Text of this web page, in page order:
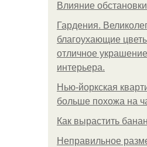
Влияние
Гардения.
благоухающие
отличное
интерьера.
Нью-йоркская
больше похожа на
Как вырастить
Неправильное